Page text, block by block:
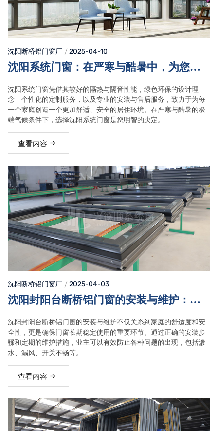
沈阳断桥铝门窗厂 2025-04-10
沈阳系统门窗：在严寒与酷暑中，为您的
沈阳系统门窗凭借其较好的隔热与隔音性能，绿色环保的设计理
念，个性化的定制服务，以及专业的安装与售后服务，致力于为每
一个家庭创造一个更加舒适、安全的居住环境。在严寒与酷暑的极
端气候条件下，选择沈阳系统门窗是您明智的决定。
查看内容
沈阳断桥铝门窗厂 2025-04-03
沈阳封阳台断桥铝门窗的安装与维护：确
沈阳封阳台断桥铝门窗的安装与维护不仅关系到家庭的舒适度和安
全性，更是确保门窗长期稳定使用的重要环节。通过正确的安装步
骤和定期的维护措施，业主可以有效防止各种问题的出现，包括渗
水、漏风、开关不畅等。
查看内容